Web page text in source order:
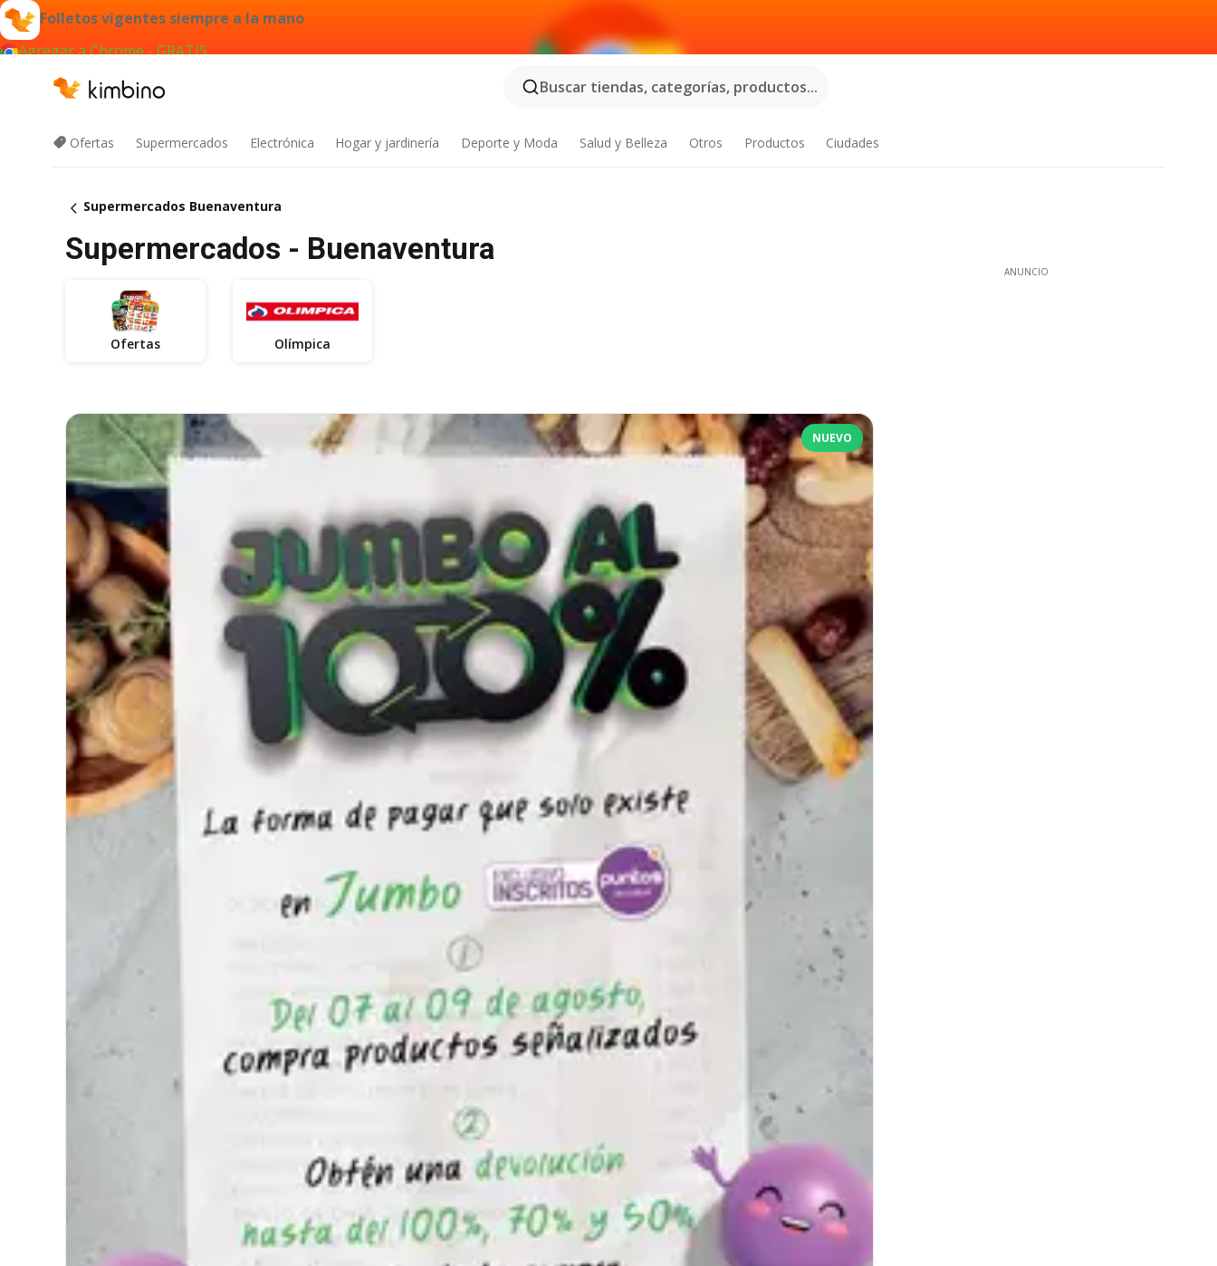
Folletos vigentes siempre a la mano
Agregar a Chrome - GRATIS
Buscar tiendas, categorías, productos...
Ofertas Supermercados Electrónica Hogar y jardinería Deporte y Moda Salud y Belleza Otros Productos Ciudades
Supermercados Buenaventura
Supermercados - Buenaventura
Ofertas Olímpica
NUEVO
ANUNCIO